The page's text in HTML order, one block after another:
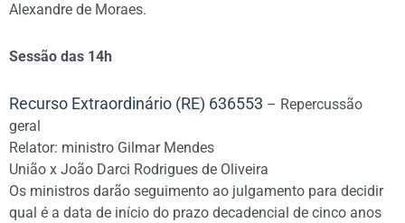
Alexandre de Moraes.
Sessão das 14h
Recurso Extraordinário (RE) 636553 – Repercussão
geral
Relator: ministro Gilmar Mendes
União x João Darci Rodrigues de Oliveira
Os ministros darão seguimento ao julgamento para decidir
qual é a data de início do prazo decadencial de cinco anos